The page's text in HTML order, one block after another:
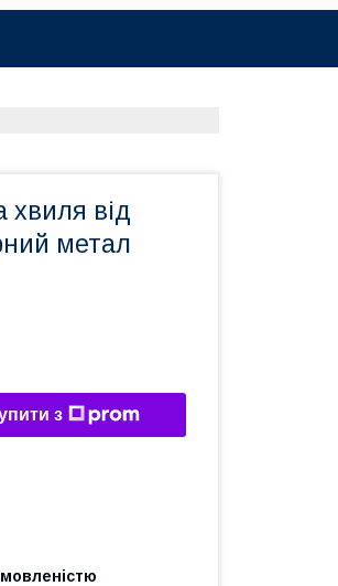
хвиля від
метал
з